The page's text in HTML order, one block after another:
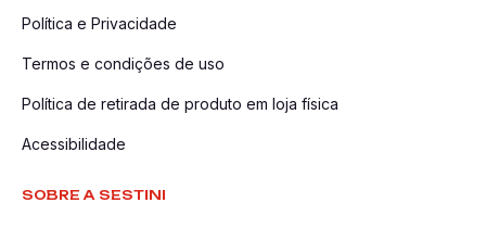
Política e Privacidade
Termos e condições de uso
Política de retirada de produto em loja física
Acessibilidade
SOBRE A SESTINI